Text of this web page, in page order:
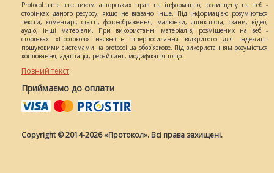
Protocol.ua є власником авторських прав на інформацію, розміщену на веб -
сторінках даного ресурсу, якщо не вказано інше. Під інформацією розуміються
тексти, коментарі, статті, фотозображення, малюнки, ящик-шота, скани, відео,
аудіо, інші матеріали. При використанні матеріалів, розміщених на веб -
сторінках «Протокол» наявність гіперпосилання відкритого для індексації
пошуковими системами на protocol.ua обов`язкове. Під використанням розуміється
копіювання, адаптація, рерайтинг, модифікація тощо.
Повний текст
Приймаємо до оплати
Copyright © 2014-2026 «Протокол». Всі права захищені.